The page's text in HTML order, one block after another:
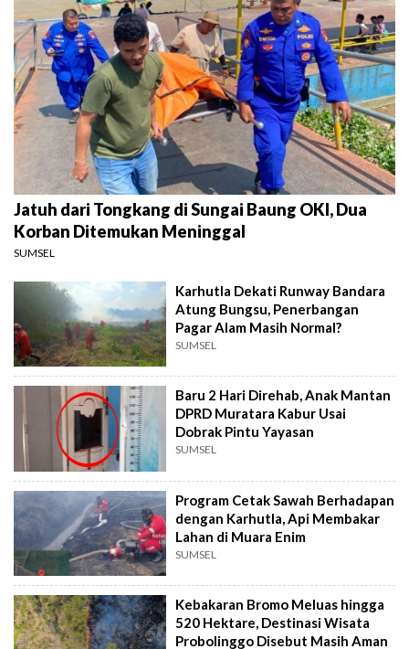
Jatuh dari Tongkang di Sungai Baung OKI, Dua
Korban Ditemukan Meninggal
SUMSEL
Karhutla Dekati Runway Bandara
Atung Bungsu, Penerbangan
Pagar Alam Masih Normal?
SUMSEL
Baru 2 Hari Direhab, Anak Mantan
DPRD Muratara Kabur Usai
Dobrak Pintu Yayasan
SUMSEL
Program Cetak Sawah Berhadapan
dengan Karhutla, Api Membakar
Lahan di Muara Enim
SUMSEL
Kebakaran Bromo Meluas hingga
520 Hektare, Destinasi Wisata
Probolinggo Disebut Masih Aman